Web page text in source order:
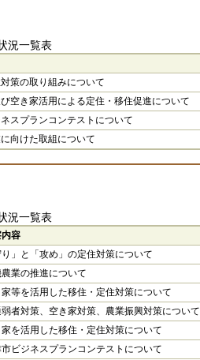
況一覧表
策の取り組みについて
空き家活用による定住・移住促進について
スプランコンテストについて
向けた取組について
況一覧表
容
り」と「攻め」の定住対策について
業の推進について
家等を活用した移住・定住対策について
者対策、空き家対策、農業振興対策について
家を活用した移住・定住対策について
ビジネスプランコンテストについて